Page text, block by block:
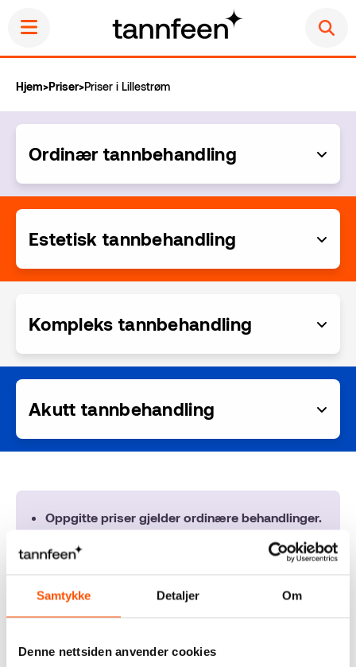
Samtykke Detaljer Om
Denne nettsiden anvender cookies
Ordinær tannbehandling
Akutt tannbehandling
Estetisk tannbehandling
Tannhelse
Hjem>Priser>Priser i Lillestrøm
Ordinær tannbehandling
Estetisk tannbehandling
Kompleks tannbehandling
Akutt tannbehandling
Oppgitte priser gjelder ordinære behandlinger.
omfattende eller kompliserte behandlinger.
kostnadsoverslag fra tannlegen.
Ikke møtt gebyr - 30 min - 525,-.
eventuell anestesi kommer i tillegg.